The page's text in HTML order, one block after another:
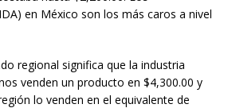
en México son los más caros a nivel
regional significa que la industria
venden un producto en $4,300.00 y
lo venden en el equivalente de